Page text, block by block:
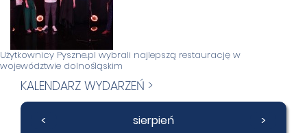
Użytkownicy Pyszne.pl wybrali najlepszą restaurację w
województwie dolnośląskim
KALENDARZ WYDARZEŃ >
< sierpień
>